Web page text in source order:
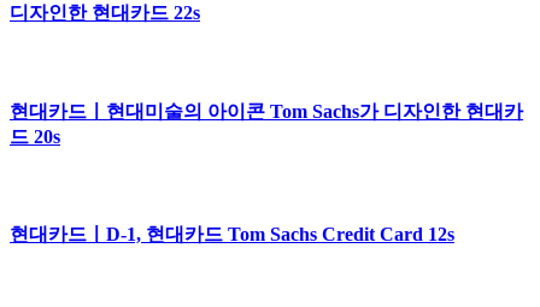
디자인한 현대카드 22s
현대카드ㅣ현대미술의 아이콘 Tom Sachs가 디자인한 현대카
드 20s
현대카드ㅣD-1, 현대카드 Tom Sachs Credit Card 12s